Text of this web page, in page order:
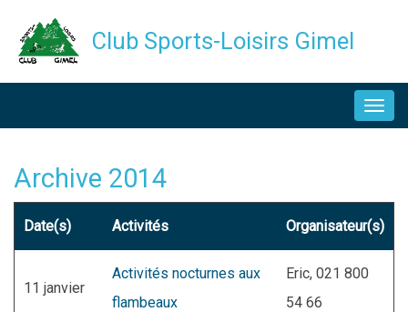
Club Sports-Loisirs Gimel
Archive 2014
Date(s) Activités Organisateur(s)
11 janvier
Activités nocturnes aux
flambeaux
Eric, 021 800
54 66